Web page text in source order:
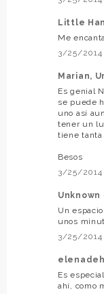
Little
Me
3/25/2014
Marian,
Es genial
se puede
uno así
tener un
tiene
Besos
3/25/2014
Unknown
Un
unos
3/25/2014
Es
ahí, como